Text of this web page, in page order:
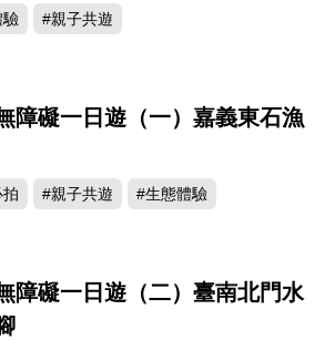
驗 #親子共遊
障礙一日遊（一）嘉義東石漁
#親子共遊 #生態體驗
障礙一日遊（二）臺南北門水